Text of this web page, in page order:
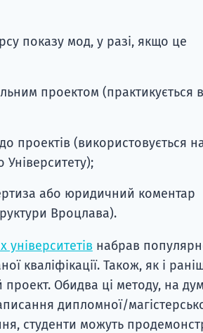
показу мод, у разі, якщо це
проектом (практикується в
проектів (використовується
Університету);
або юридичний коментар
Вроцлава).
університетів набрав
кваліфікації. Також, як і
Обидва ці методу, на
дипломної/
студенти можуть